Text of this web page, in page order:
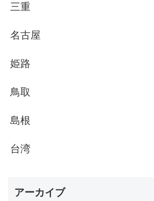
三重
名古屋
姫路
鳥取
島根
台湾
アーカイブ